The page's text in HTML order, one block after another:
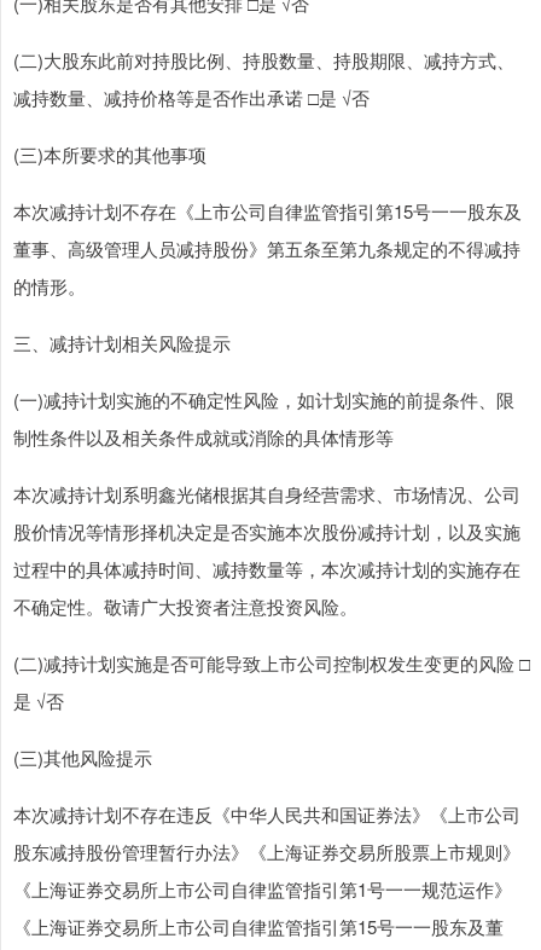
(二)大股东此前对持股比例、持股数量、持股期限、减持方式、
减持数量、减持价格等是否作出承诺 □是 √否
(三)本所要求的其他事项
本次减持计划不存在《上市公司自律监管指引第15号一一股东及
董事、高级管理人员减持股份》第五条至第九条规定的不得减持
的情形。
三、减持计划相关风险提示
(一)减持计划实施的不确定性风险，如计划实施的前提条件、限
制性条件以及相关条件成就或消除的具体情形等
本次减持计划系明鑫光储根据其自身经营需求、市场情况、公司
股价情况等情形择机决定是否实施本次股份减持计划，以及实施
过程中的具体减持时间、减持数量等，本次减持计划的实施存在
不确定性。敬请广大投资者注意投资风险。
(二)减持计划实施是否可能导致上市公司控制权发生变更的风险 □
是 √否
(三)其他风险提示
本次减持计划不存在违反《中华人民共和国证券法》《上市公司
股东减持股份管理暂行办法》《上海证券交易所股票上市规则》
《上海证券交易所上市公司自律监管指引第1号一一规范运作》
《上海证券交易所上市公司自律监管指引第15号一一股东及董